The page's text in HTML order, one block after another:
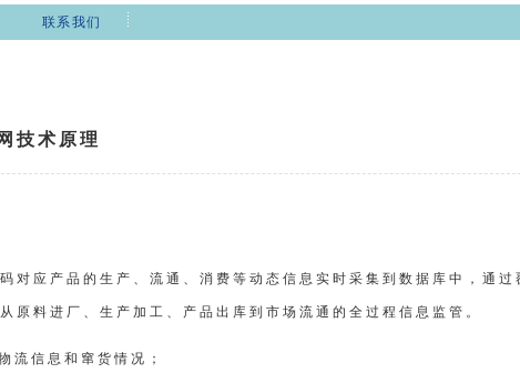
联系我们
技术原理
对应产品的生产、流通、消费等动态信息实时采集到数据库中，通过
料进厂、生产加工、产品出库到市场流通的全过程信息监管。
流信息和窜货情况；